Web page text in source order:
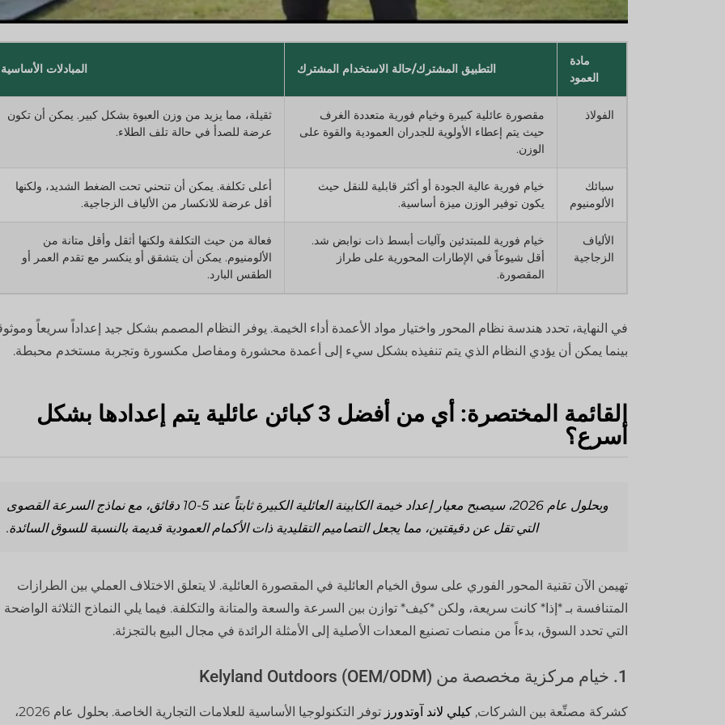
مادة
العمود
التطبيق المشترك/حالة الاستخدام المشترك المبادلات الأساسية
الفولاذ
مقصورة عائلية كبيرة وخيام فورية متعددة الغرف
حيث يتم إعطاء الأولوية للجدران العمودية والقوة على
الوزن.
ثقيلة، مما يزيد من وزن العبوة بشكل كبير. يمكن أن تكون
عرضة للصدأ في حالة تلف الطلاء.
سبائك
الألومنيوم
خيام فورية عالية الجودة أو أكثر قابلية للنقل حيث
يكون توفير الوزن ميزة أساسية.
أعلى تكلفة. يمكن أن تنحني تحت الضغط الشديد، ولكنها
أقل عرضة للانكسار من الألياف الزجاجية.
الألياف
الزجاجية
خيام فورية للمبتدئين وآليات أبسط ذات نوابض شد.
أقل شيوعاً في الإطارات المحورية على طراز
المقصورة.
فعالة من حيث التكلفة ولكنها أثقل وأقل متانة من
الألومنيوم. يمكن أن يتشقق أو ينكسر مع تقدم العمر أو
الطقس البارد.
في النهاية، تحدد هندسة نظام المحور واختيار مواد الأعمدة أداء الخيمة. يوفر النظام المصمم بشكل جيد إعداداً سريعاً
بينما يمكن أن يؤدي النظام الذي يتم تنفيذه بشكل سيء إلى أعمدة محشورة ومفاصل مكسورة وتجربة مستخدم محبطة.
القائمة المختصرة: أي من أفضل 3 كبائن عائلية يتم إعدادها بشكل
أسرع؟
وبحلول عام 2026، سيصبح معيار إعداد خيمة الكابينة العائلية الكبيرة ثابتاً عند 5-10 دقائق، مع نماذج السرعة القصوى
التي تقل عن دقيقتين، مما يجعل التصاميم التقليدية ذات الأكمام العمودية قديمة بالنسبة للسوق السائدة.
تهيمن الآن تقنية المحور الفوري على سوق الخيام العائلية في المقصورة العائلية. لا يتعلق الاختلاف العملي بين الطرازات
المتنافسة بـ *إذا* كانت سريعة، ولكن *كيف* توازن بين السرعة والسعة والمتانة والتكلفة. فيما يلي النماذج الثلاثة الواضحة
التي تحدد السوق، بدءاً من منصات تصنيع المعدات الأصلية إلى الأمثلة الرائدة في مجال البيع بالتجزئة.
1. خيام مركزية مخصصة من Kelyland Outdoors (OEM/ODM)
كشركة مصنِّعة بين الشركات, كيلي لاند آوتدورز توفر التكنولوجيا الأساسية للعلامات التجارية الخاصة. بحلول عام 2026،